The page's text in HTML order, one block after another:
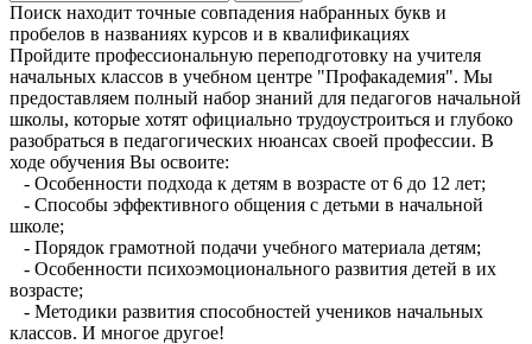
Поиск находит точные совпадения набранных букв и
пробелов в названиях курсов и в квалификациях
Пройдите профессиональную переподготовку на учителя
начальных классов в учебном центре "Профакадемия". Мы
предоставляем полный набор знаний для педагогов начальной
школы, которые хотят официально трудоустроиться и глубоко
разобраться в педагогических нюансах своей профессии. В
ходе обучения Вы освоите:
- Особенности подхода к детям в возрасте от 6 до 12 лет;
- Способы эффективного общения с детьми в начальной
школе;
- Порядок грамотной подачи учебного материала детям;
- Особенности психоэмоционального развития детей в их
возрасте;
- Методики развития способностей учеников начальных
классов. И многое другое!